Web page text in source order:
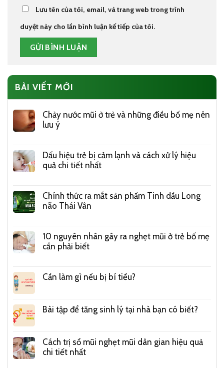
Lưu tên của tôi, email, và trang web trong trình
duyệt này cho lần bình luận kế tiếp của tôi.
BÀI VIẾT MỚI
Chảy nước mũi ở trẻ và những điều bố mẹ nên
lưu ý
Dấu hiệu trẻ bị cảm lạnh và cách xử lý hiệu
quả chi tiết nhất
Chính thức ra mắt sản phẩm Tinh dầu Long
não Thái Vân
10 nguyên nhân gây ra nghẹt mũi ở trẻ bố mẹ
cần phải biết
Cần làm gì nếu bị bí tiểu?
Bài tập để tăng sinh lý tại nhà bạn có biết?
Cách trị sổ mũi nghẹt mũi dân gian hiệu quả
chi tiết nhất